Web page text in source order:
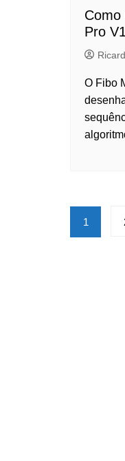
Como
Pro
O Fibo
de
1